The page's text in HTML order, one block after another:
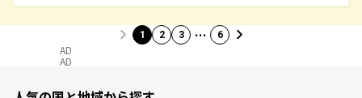
1 2 3 … 6
AD
AD